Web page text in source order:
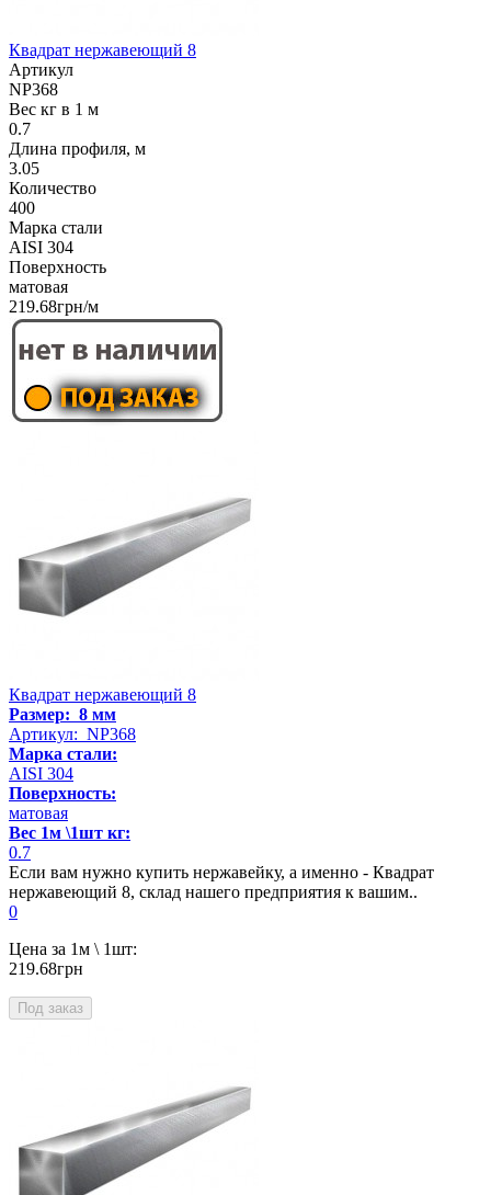
Квадрат нержавеющий 8
Артикул
NP368
Вес кг в 1 м
0.7
Длина профиля, м
3.05
Количество
400
Марка стали
AISI 304
Поверхность
матовая
219.68грн/м
Квадрат нержавеющий 8
Размер: 8 мм
Артикул: NP368
Марка стали:
AISI 304
Поверхность:
матовая
Вес 1м \1шт кг:
0.7
Если вам нужно купить нержавейку, а именно - Квадрат
нержавеющий 8, склад нашего предприятия к вашим..
0
Цена за 1м \ 1шт:
219.68грн
Под заказ